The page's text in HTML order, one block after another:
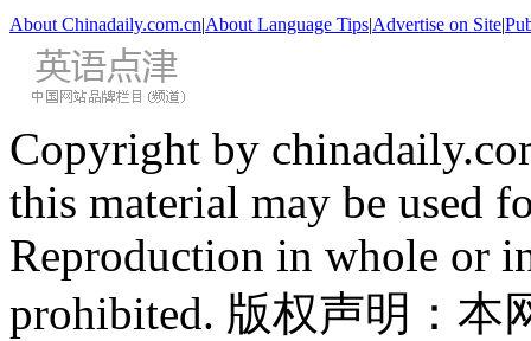
About Chinadaily.com.cn|About Language Tips|Advertise on Site|
Copyright by
this material may be used
Reproduction in whole or
prohibited. 版权声明：